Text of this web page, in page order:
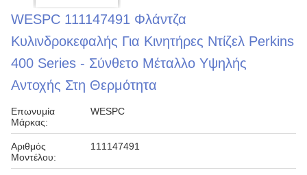
WESPC 111147491 Φλάντζα
Κυλινδροκεφαλής Για Κινητήρες Ντίζελ Perkins
400 Series - Σύνθετο Μέταλλο Υψηλής
Αντοχής Στη Θερμότητα
Επωνυμία
Μάρκας:
WESPC
Αριθμός
Μοντέλου:
111147491